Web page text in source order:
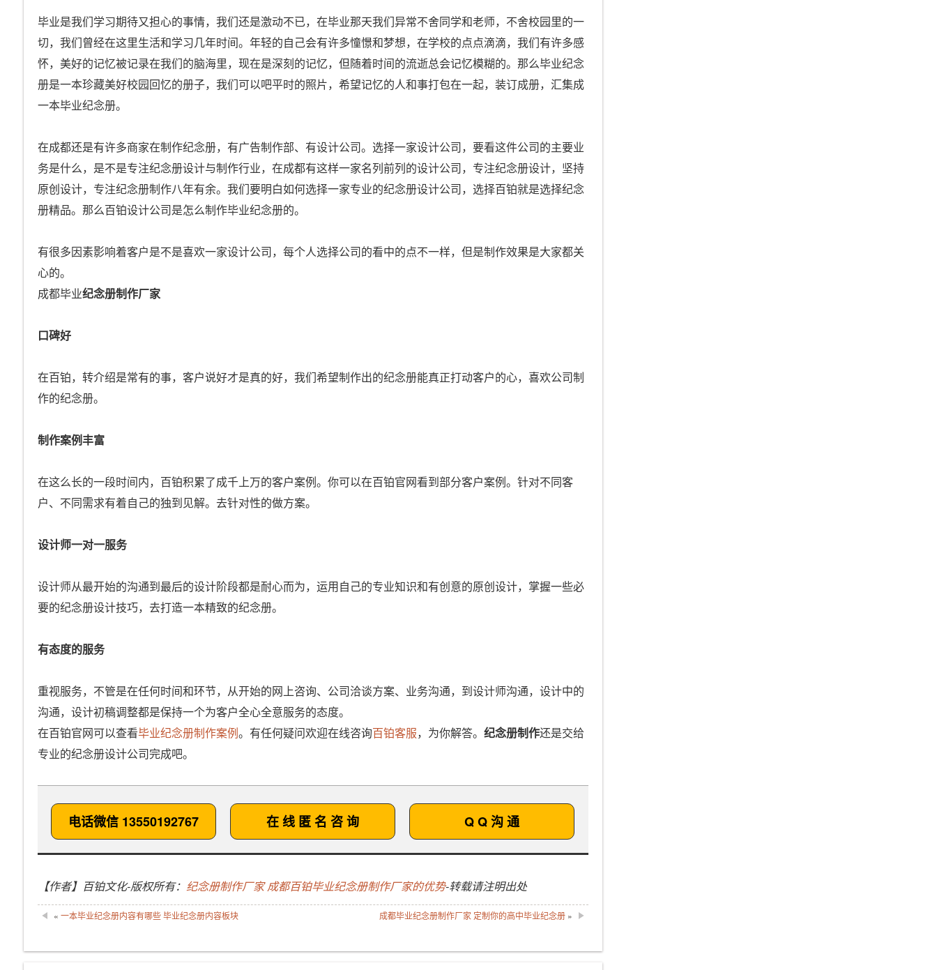
毕业是我们学习期待又担心的事情，我们还是激动不已，在毕业那天我们异常不舍同学和老师，不舍校园里的一
切，我们曾经在这里生活和学习几年时间。年轻的自己会有许多憧憬和梦想，在学校的点点滴滴，我们有许多感
怀，美好的记忆被记录在我们的脑海里，现在是深刻的记忆，但随着时间的流逝总会记忆模糊的。那么毕业纪念
册是一本珍藏美好校园回忆的册子，我们可以吧平时的照片，希望记忆的人和事打包在一起，装订成册，汇集成
一本毕业纪念册。
在成都还是有许多商家在制作纪念册，有广告制作部、有设计公司。选择一家设计公司，要看这件公司的主要业
务是什么，是不是专注纪念册设计与制作行业，在成都有这样一家名列前列的设计公司，专注纪念册设计，坚持
原创设计，专注纪念册制作八年有余。我们要明白如何选择一家专业的纪念册设计公司，选择百铂就是选择纪念
册精品。那么百铂设计公司是怎么制作毕业纪念册的。
有很多因素影响着客户是不是喜欢一家设计公司，每个人选择公司的看中的点不一样，但是制作效果是大家都关
心的。
成都毕业纪念册制作厂家
口碑好
在百铂，转介绍是常有的事，客户说好才是真的好，我们希望制作出的纪念册能真正打动客户的心，喜欢公司制
作的纪念册。
制作案例丰富
在这么长的一段时间内，百铂积累了成千上万的客户案例。你可以在百铂官网看到部分客户案例。针对不同客
户、不同需求有着自己的独到见解。去针对性的做方案。
设计师一对一服务
设计师从最开始的沟通到最后的设计阶段都是耐心而为，运用自己的专业知识和有创意的原创设计，掌握一些必
要的纪念册设计技巧，去打造一本精致的纪念册。
有态度的服务
重视服务，不管是在任何时间和环节，从开始的网上咨询、公司洽谈方案、业务沟通，到设计师沟通，设计中的
沟通，设计初稿调整都是保持一个为客户全心全意服务的态度。
在百铂官网可以查看毕业纪念册制作案例。有任何疑问欢迎在线咨询百铂客服，为你解答。 纪念册制作还是交给
专业的纪念册设计公司完成吧。
电话微信 13550192767 在 线 匿 名 咨 询 Q Q 沟 通
【作者】百铂文化-版权所有： 纪念册制作厂家 成都百铂毕业纪念册制作厂家的优势-转载请注明出处
« 一本毕业纪念册内容有哪些 毕业纪念册内容板块 成都毕业纪念册制作厂家 定制你的高中毕业纪念册»